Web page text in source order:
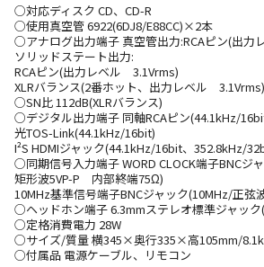
○対応ディスク CD、CD-R
○使用真空管 6922(6DJ8/E88CC)×2本
○アナログ出力端子 真空管出力:RCAピン(出力
ソリッドステート出力:
RCAピン(出力レベル 3.1Vrms)
XLRバランス(2番ホット、出力レベル
○SN比 112dB(XLRバランス)
○デジタル出力端子 同軸RCAピン(44.1kHz/
光TOS-Link(44.1kHz/16bit)
I²S HDMIジャック(44.1kHz/16bit、352.8kHz/
○同期信号入力端子 WORD CLOCK端子BNCジ
矩形波5VP-P 内部終端75Ω)
10MHz基準信号端子BNCジャック(10MHz/正弦
○ヘッドホン端子 6.3mmステレオ標準ジャッ
○定格消費電力 28W
○サイズ/質量 横345×奥行335×高105mm/
○付属品 電源ケーブル、リモコン